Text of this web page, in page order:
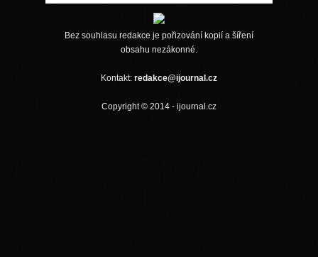
Bez souhlasu redakce je pořizování kopií a šíření
obsahu nezákonné.
Kontakt: redakce@ijournal.cz
Copyright © 2014 - ijournal.cz